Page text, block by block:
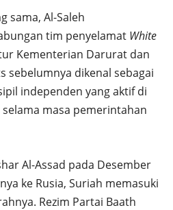
sama, Al-Saleh
tim penyelamat White
Kementerian Darurat dan
sebelumnya dikenal sebagai
independen yang aktif di
masa pemerintahan
Al-Assad pada Desember
ke Rusia, Suriah memasuki
Rezim Partai Baath